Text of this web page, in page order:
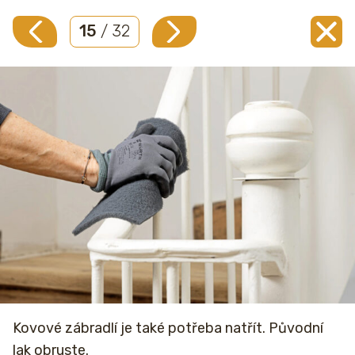
15 / 32
Kovové zábradlí je také potřeba natřít. Původní
lak obruste.